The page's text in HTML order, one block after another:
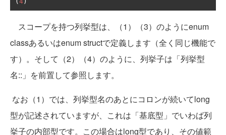
スコープを持つ列挙型は、（1）（3）のようにenum
classあるいはenum structで定義します（全く同じ機能で
す）。そして（2）（4）のように、列挙子は「列挙型
名::」を前置して参照します。
なお（1）では、列挙型名のあとにコロンが続いてlong
型が記述されていますが、これは「基底型」でいわば列
挙子の内部型です。この場合はlong型であり、その値範